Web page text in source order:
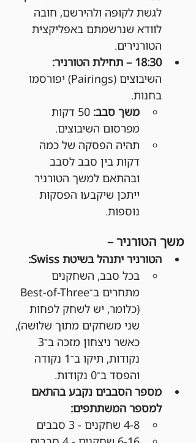
לגשת לקופה ולהירשם, חובה
לוודא שנרשמתם באפליקצית
הטורנירים.
18:30 – תחילת הטורניר:
השיבוצים (Pairings) יפורסמו
בחנות.
משך סבב:
50 דקות
מפרסום השיבוצים.
תהיה הפסקה של כמה
דקות בין סבב לסבב
ובהתאם למשך הטורניר
ייתכן שיקבעו הפסקות
נוספות.
משך הטורניר –
הטורניר יתנהל בשיטת Swiss:
בכל סבב, השחקנים
(כלומר, יש לשחק לפחות
שני משחקים מתוך שלושה),
נקודות, תיקו ב־1 נקודה
והפסד ב־0 נקודות.
מספר הסבבים נקבע בהתאם
למספר המשתתפים:
4-8 שחקנים - 3 סבבים